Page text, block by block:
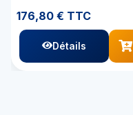
176,80 € TTC
Détails